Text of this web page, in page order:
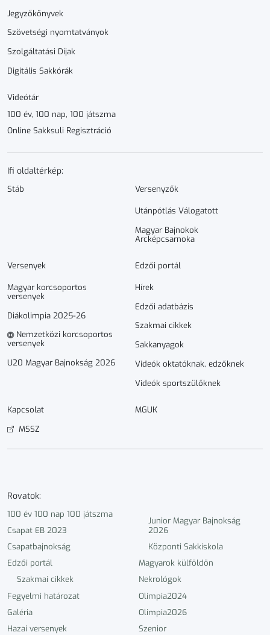
Jegyzőkönyvek
Szövetségi nyomtatványok
Szolgáltatási Díjak
Digitális Sakkórák
Videótár
100 év, 100 nap, 100 játszma
Online Sakksuli Regisztráció
Ifi oldaltérkép:
Stáb Versenyzők
Utánpótlás Válogatott
Magyar Bajnokok
Arcképcsarnoka
Versenyek
Magyar korcsoportos
versenyek
Diákolimpia 2025-26
Nemzetközi korcsoportos
versenyek
U20 Magyar Bajnokság 2026
Edzői portál
Hírek
Edzői adatbázis
Szakmai cikkek
Sakkanyagok
Videók oktatóknak, edzőknek
Videók sportszülőknek
Kapcsolat
MGUK
MSSZ
Rovatok:
100 év 100 nap 100 játszma
Csapat EB 2023
Csapatbajnokság
Edzői portál
Szakmai cikkek
Fegyelmi határozat
Galéria
Hazai versenyek
Junior Magyar Bajnokság
2026
Központi Sakkiskola
Magyarok külföldön
Nekrológok
Olimpia2024
Olimpia2026
Szenior